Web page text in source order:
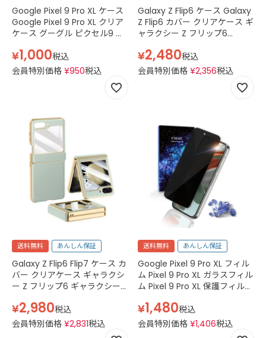
Google Pixel 9 Pro XL ケース
Google Pixel 9 Pro XL クリア
ケース グーグル ピクセル9 プ
docomo au softbank simフ
リー Pixel 9 pro xl スマホケー
ス TPU スマホケース 透明 ク
¥1,000税込
会員特別価格 ¥950税込
Galaxy Z Flip6 ケース Galaxy
Z Flip6 カバー クリアケース ギ
ャラクシー Z フリップ6
simフリー スマホケース スマ
ホカバー
¥2,480税込
会員特別価格 ¥2,356税込
送料無料 あんしん保証
Galaxy Z Flip6 Flip7 ケース カ
バー クリアケース ギャラクシ
ー Z フリップ6 ギャラクシー Z
SC-55F SCG35 SM-F766Z
SM-F766Q simフリー スマホ
ケース ハード スマホカバー 透
¥2,980税込
会員特別価格 ¥2,831税込
送料無料 あんしん保証
Google Pixel 9 Pro XL フィル
ム Pixel 9 Pro XL ガラスフィル
ム Pixel 9 Pro XL 保護フィルム
Pixel9 Pro XL docomo au
softbank simフリー 2.5D ス
マホフィルム 強化ガラス 黒 ブ
¥1,480税込
会員特別価格 ¥1,406税込